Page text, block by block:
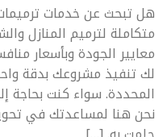
هل تبحث عن خدمات
متكاملة لترميم المنازل
معايير الجودة وبأسعار
لك تنفيذ مشروعك بدقة
المحددة. سواء كنت بحاجة
نحن هنا لمساعدتك في